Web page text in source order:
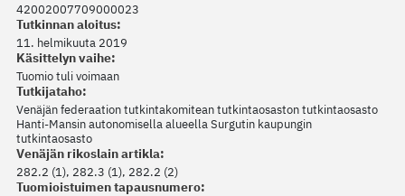
42002007709000023
Tutkinnan aloitus:
11. helmikuuta 2019
Käsittelyn vaihe:
Tuomio tuli voimaan
Tutkijataho:
Venäjän federaation tutkintakomitean tutkintaosaston tutkintaosasto
Hanti-Mansin autonomisella alueella Surgutin kaupungin
tutkintaosasto
Venäjän rikoslain artikla:
282.2 (1), 282.3 (1), 282.2 (2)
Tuomioistuimen tapausnumero: